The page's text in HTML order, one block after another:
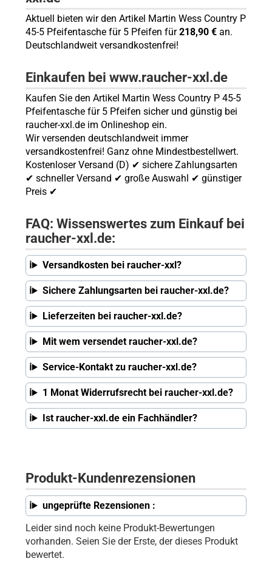
Aktuell bieten wir den Artikel Martin Wess Country P
45-5 Pfeifentasche für 5 Pfeifen für218,90 €an.
Deutschlandweit versandkostenfrei!
Einkaufen bei www.raucher-xxl.de
Kaufen Sie den Artikel Martin Wess Country P 45-5
Pfeifentasche für 5 Pfeifen sicher und günstig bei
raucher-xxl.de im Onlineshop ein.
Wir versenden deutschlandweit immer
versandkostenfrei! Ganz ohne Mindestbestellwert.
Kostenloser Versand (D) ✔ sichere Zahlungsarten
✔ schneller Versand ✔ große Auswahl ✔ günstiger
Preis ✔
FAQ: Wissenswertes zum Einkauf bei
raucher-xxl.de:
Versandkosten bei raucher-xxl?
Sichere Zahlungsarten bei raucher-xxl.de?
Lieferzeiten bei raucher-xxl.de?
Mit wem versendet raucher-xxl.de?
Service-Kontakt zu raucher-xxl.de?
1 Monat Widerrufsrecht bei raucher-xxl.de?
Ist raucher-xxl.de ein Fachhändler?
Produkt-Kundenrezensionen
ungeprüfte Rezensionen :
Leider sind noch keine Produkt-Bewertungen
vorhanden. Seien Sie der Erste, der dieses Produkt
bewertet.